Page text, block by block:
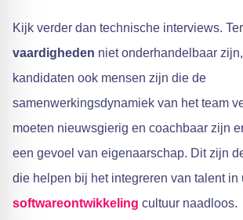
Kijk verder dan technische interviews.
vaardigheden niet onderhandelbaar
kandidaten ook mensen zijn die de
samenwerkingsdynamiek van het team
moeten nieuwsgierig en coachbaar zijn
een gevoel van eigenaarschap. Dit zijn
die helpen bij het integreren van talent in
softwareontwikkeling cultuur naadloos.